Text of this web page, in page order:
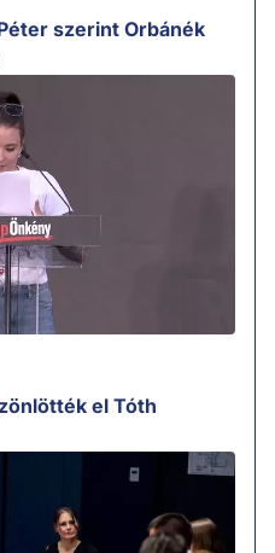
szerint Orbánék
el Tóth